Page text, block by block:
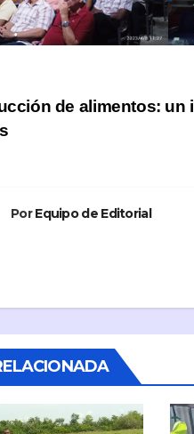
de alimentos: un
PorEquipo de Editorial